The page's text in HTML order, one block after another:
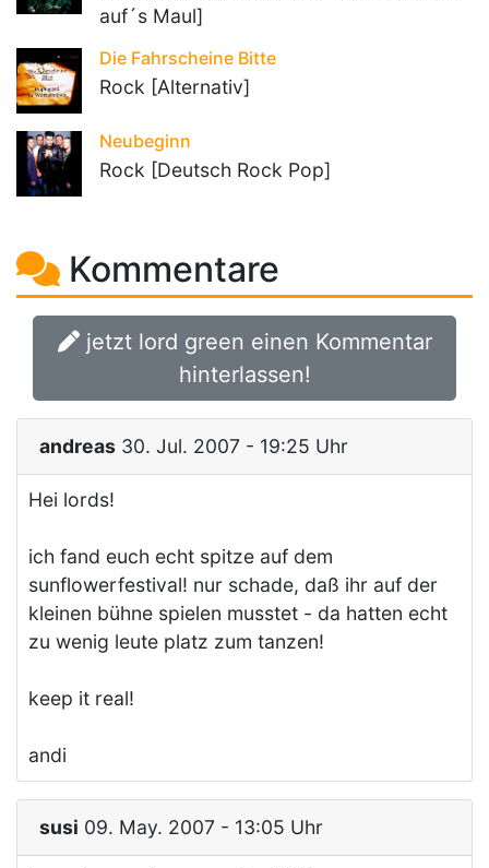
auf´s Maul]
Die Fahrscheine Bitte
Rock [Alternativ]
Neubeginn
Rock [Deutsch Rock Pop]
Kommentare
jetzt lord green einen Kommentar
hinterlassen!
andreas 30. Jul. 2007 - 19:25 Uhr
Hei lords!
ich fand euch echt spitze auf dem
sunflowerfestival! nur schade, daß ihr auf der
kleinen bühne spielen musstet - da hatten echt
zu wenig leute platz zum tanzen!
keep it real!
andi
susi 09. May. 2007 - 13:05 Uhr